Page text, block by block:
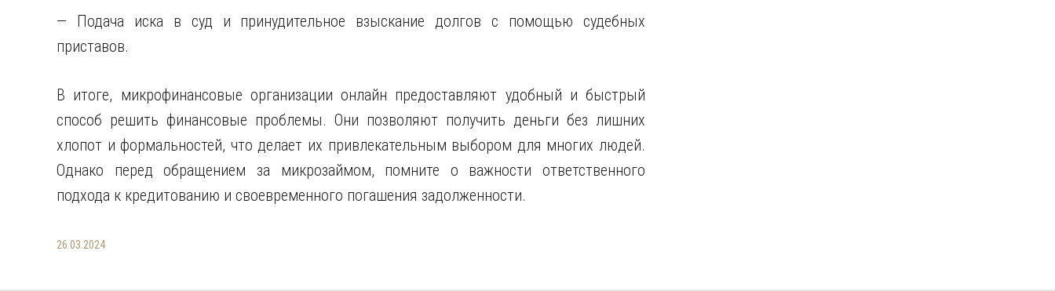
— Подача иска в суд и принудительное взыскание долгов с помощью судебных
приставов.
В итоге, микрофинансовые организации онлайн предоставляют удобный и быстрый
способ решить финансовые проблемы. Они позволяют получить деньги без лишних
хлопот и формальностей, что делает их привлекательным выбором для многих людей.
Однако перед обращением за микрозаймом, помните о важности ответственного
подхода к кредитованию и своевременного погашения задолженности.
26.03.2024